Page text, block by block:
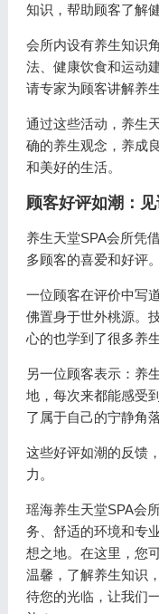
知识，帮助顾客了解
会所内设有养生知识
法、健康饮食和运动
请专家为顾客讲解养生
通过这些活动，养生
确的养生观念，养成
和美好的生活。
顾客好评如潮：
养生天堂SPA会所凭
多顾客的喜爱和好评。
一位顾客在评价中写
佛置身于世外桃源。
心的也学到了很多养生
另一位顾客表示：养
地，每次来都能感受
了属于自己的宁静角
这些好评如潮的反馈
力。
瑶海养生天堂SPA会
务、舒适的环境和专
想之地。在这里，您
温馨，了解养生知识
待您的光临，让我们